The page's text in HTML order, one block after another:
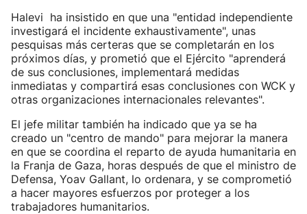
Halevi ha insistido en que una "entidad independiente
investigará el incidente exhaustivamente", unas
pesquisas más certeras que se completarán en los
próximos días, y prometió que el Ejército "aprenderá
de sus conclusiones, implementará medidas
inmediatas y compartirá esas conclusiones con WCK y
otras organizaciones internacionales relevantes".
El jefe militar también ha indicado que ya se ha
creado un "centro de mando" para mejorar la manera
en que se coordina el reparto de ayuda humanitaria en
la Franja de Gaza, horas después de que el ministro de
Defensa, Yoav Gallant, lo ordenara, y se comprometió
a hacer mayores esfuerzos por proteger a los
trabajadores humanitarios.